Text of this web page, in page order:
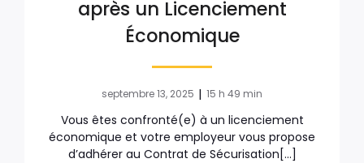
après un Licenciement
Économique
septembre 13, 2025 | 15 h 49 min
Vous êtes confronté(e) à un licenciement
économique et votre employeur vous propose
d’adhérer au Contrat de Sécurisation[…]